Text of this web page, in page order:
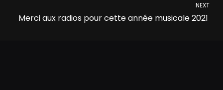
NEXT
Merci aux radios pour cette année musicale 2021